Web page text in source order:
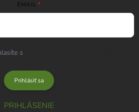
EMAIL
s
Prihlásiť sa
PRIHLÁSENIE